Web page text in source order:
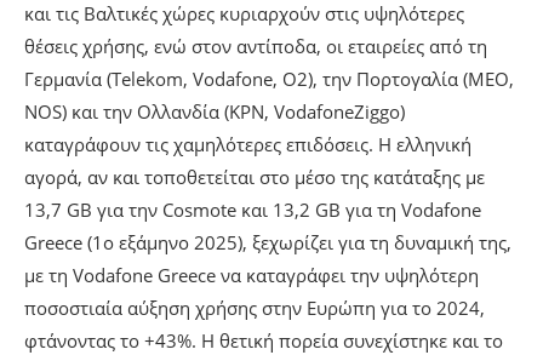
και τις Βαλτικές χώρες κυριαρχούν στις υψηλότερες
θέσεις χρήσης, ενώ στον αντίποδα, οι εταιρείες από τη
Γερμανία (Telekom, Vodafone, O2), την Πορτογαλία (MEO,
NOS) και την Ολλανδία (KPN, VodafoneZiggo)
καταγράφουν τις χαμηλότερες επιδόσεις. Η ελληνική
αγορά, αν και τοποθετείται στο μέσο της κατάταξης με
13,7 GB για την Cosmote και 13,2 GB για τη Vodafone
Greece (1ο εξάμηνο 2025), ξεχωρίζει για τη δυναμική της,
με τη Vodafone Greece να καταγράφει την υψηλότερη
ποσοστιαία αύξηση χρήσης στην Ευρώπη για το 2024,
φτάνοντας το +43%. Η θετική πορεία συνεχίστηκε και το